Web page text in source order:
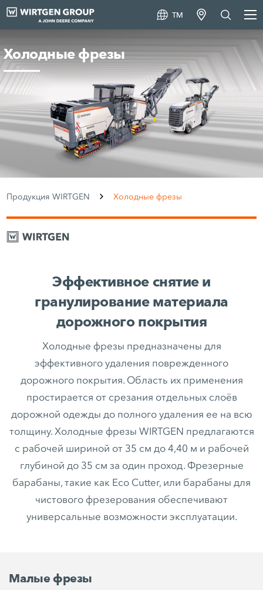
TM
Холодные фрезы
Продукция WIRTGEN Холодные фрезы
Эффективное снятие и
гранулирование материала
дорожного покрытия
Холодные фрезы предназначены для
эффективного удаления поврежденного
дорожного покрытия. Область их применения
простирается от срезания отдельных слоёв
дорожной одежды до полного удаления ее на всю
толщину. Холодные фрезы WIRTGEN предлагаются
с рабочей шириной от 35 см до 4,40 м и рабочей
глубиной до 35 см за один проход. Фрезерные
барабаны, такие как Eco Cutter, или барабаны для
чистового фрезерования обеспечивают
универсальные возможности эксплуатации.
Малые фрезы